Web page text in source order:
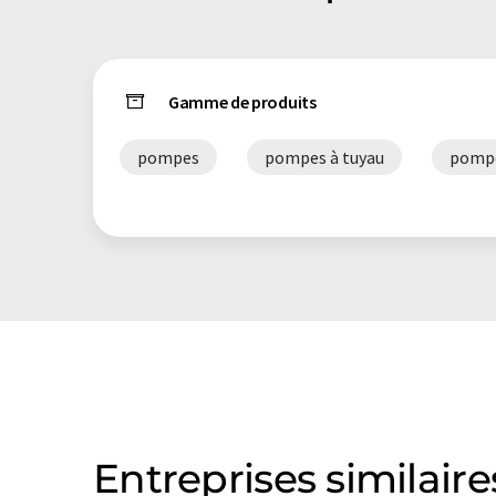
Gamme de produits
pompes pompes à tuyau
Entreprises